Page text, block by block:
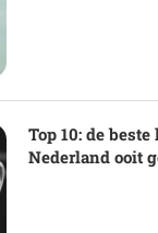
Top 10: de
Nederland ooit